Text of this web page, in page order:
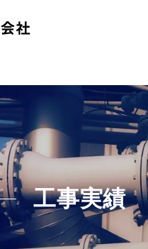
工事実績